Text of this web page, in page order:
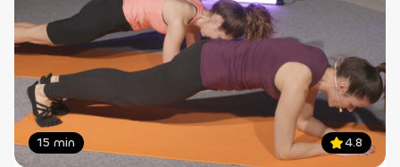
15 min 4.8